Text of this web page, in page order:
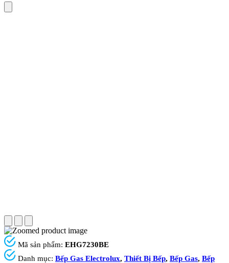
Mã sản phẩm: EHG7230BE
Danh mục: Bếp Gas Electrolux, Thiết Bị Bếp, Bếp Gas, Bếp